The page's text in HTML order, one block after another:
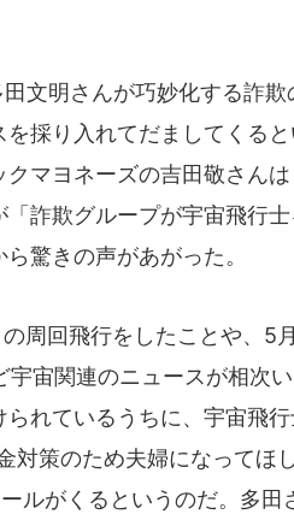
文明さんが巧妙化する詐欺
採り入れてだましてくる
マヨネーズの吉田敬さん
詐欺グループが宇宙飛行
驚きの声があがった。
周回飛行をしたことや、5
宙関連のニュースが相次
れているうちに、宇宙飛
対策のため夫婦になってほ
ルがくるというのだ。多